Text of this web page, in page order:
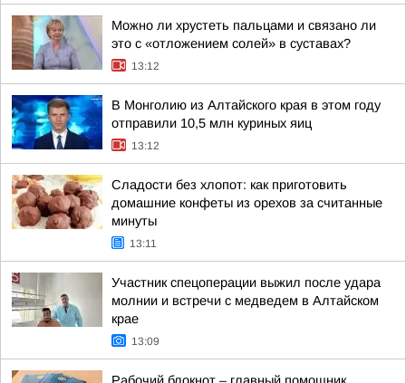
Можно ли хрустеть пальцами и связано ли
это с «отложением солей» в суставах?
13:12
В Монголию из Алтайского края в этом году
отправили 10,5 млн куриных яиц
13:12
Сладости без хлопот: как приготовить
домашние конфеты из орехов за считанные
минуты
13:11
Участник спецоперации выжил после удара
молнии и встречи с медведем в Алтайском
крае
13:09